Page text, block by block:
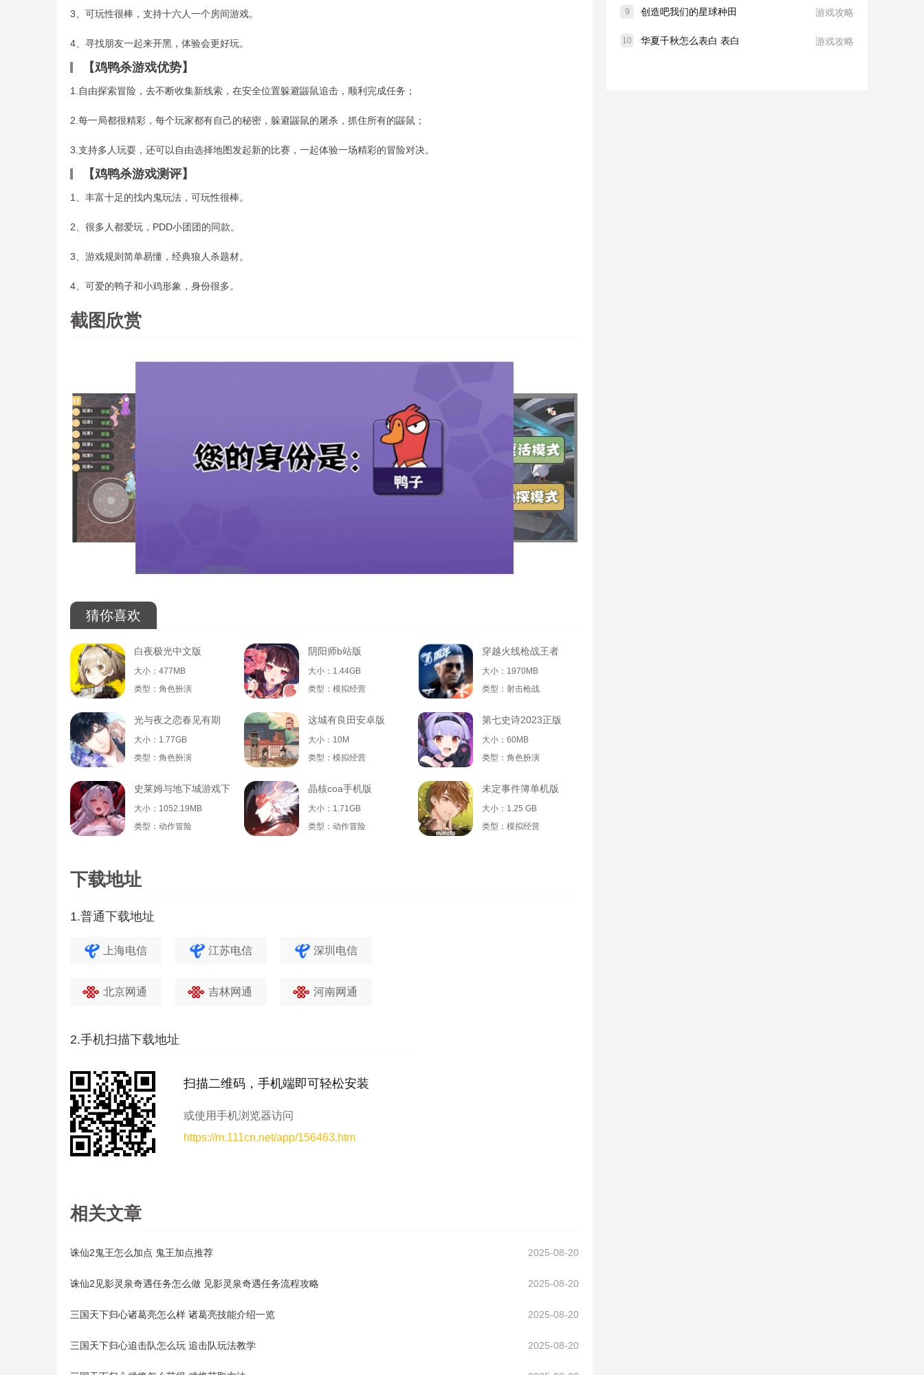
3、可玩性很棒，支持十六人一个房间游戏。
4、寻找朋友一起来开黑，体验会更好玩。
【鸡鸭杀游戏优势】
1.自由探索冒险，去不断收集新线索，在安全位置躲避鼹鼠追击，顺利完成任务；
2.每一局都很精彩，每个玩家都有自己的秘密，躲避鼹鼠的屠杀，抓住所有的鼹鼠；
3.支持多人玩耍，还可以自由选择地图发起新的比赛，一起体验一场精彩的冒险对决。
【鸡鸭杀游戏测评】
1、丰富十足的找内鬼玩法，可玩性很棒。
2、很多人都爱玩，PDD小团团的同款。
3、游戏规则简单易懂，经典狼人杀题材。
4、可爱的鸭子和小鸡形象，身份很多。
截图欣赏
猜你喜欢
白夜极光中文版
大小：477MB
类型：角色扮演
阴阳师b站版
大小：1.44GB
类型：模拟经营
穿越火线枪战王者
大小：1970MB
类型：射击枪战
光与夜之恋春见有期
大小：1.77GB
类型：角色扮演
这城有良田安卓版
大小：10M
类型：模拟经营
第七史诗2023正版
大小：60MB
类型：角色扮演
史莱姆与地下城游戏下载
大小：1052.19MB
类型：动作冒险
晶核coa手机版
大小：1.71GB
类型：动作冒险
未定事件簿单机版
大小：1.25 GB
类型：模拟经营
下载地址
1.普通下载地址
上海电信 江苏电信 深圳电信
北京网通 吉林网通 河南网通
2.手机扫描下载地址
扫描二维码，手机端即可轻松安装
或使用手机浏览器访问
https://m.111cn.net/app/156463.htm
相关文章
诛仙2鬼王怎么加点 鬼王加点推荐 2025-08-20
诛仙2见影灵泉奇遇任务怎么做 见影灵泉奇遇任务流程攻略 2025-08-20
三国天下归心诸葛亮怎么样 诸葛亮技能介绍一览 2025-08-20
三国天下归心追击队怎么玩 追击队玩法教学 2025-08-20
9 创造吧我们的星球种田 游戏攻略
10 华夏千秋怎么表白 表白 游戏攻略